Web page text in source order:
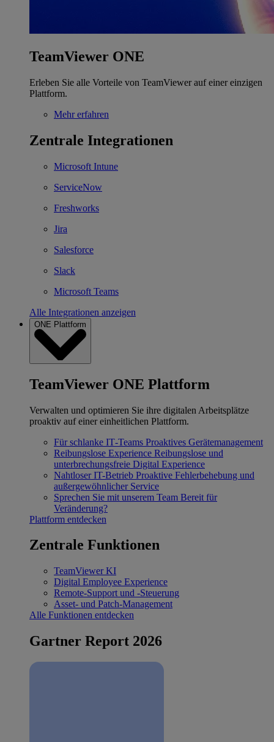
TeamViewer ONE
Erleben Sie alle Vorteile von TeamViewer auf einer einzigen
Plattform.
Mehr erfahren
Zentrale Integrationen
Microsoft Intune
ServiceNow
Freshworks
Jira
Salesforce
Slack
Microsoft Teams
Alle Integrationen anzeigen
ONE Plattform
TeamViewer ONE Plattform
Verwalten und optimieren Sie ihre digitalen Arbeitsplätze
proaktiv auf einer einheitlichen Plattform.
Für schlanke IT‐Teams Proaktives Gerätemanagement
Reibungslose Experience Reibungslose und
unterbrechungsfreie Digital Experience
Nahtloser IT-Betrieb Proaktive Fehlerbehebung und
außergewöhnlicher Service
Sprechen Sie mit unserem Team Bereit für
Veränderung?
Plattform entdecken
Zentrale Funktionen
TeamViewer KI
Digital Employee Experience
Remote-Support und -Steuerung
Asset- und Patch-Management
Alle Funktionen entdecken
Gartner Report 2026